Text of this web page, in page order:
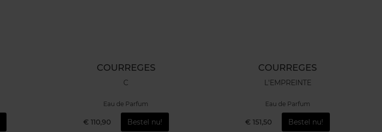
COURREGES
C
Eau de Parfum
€ 110,90 Bestel nu!
COURREGES
L'EMPREINTE
Eau de Parfum
€ 151,50 Bestel nu!